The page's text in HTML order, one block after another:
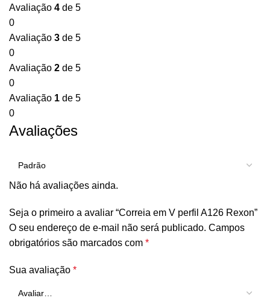
Avaliação 4 de 5
0
Avaliação 3 de 5
0
Avaliação 2 de 5
0
Avaliação 1 de 5
0
Avaliações
Não há avaliações ainda.
Seja o primeiro a avaliar “Correia em V perfil A126 Rexon”
O seu endereço de e-mail não será publicado. Campos
obrigatórios são marcados com *
Sua avaliação *